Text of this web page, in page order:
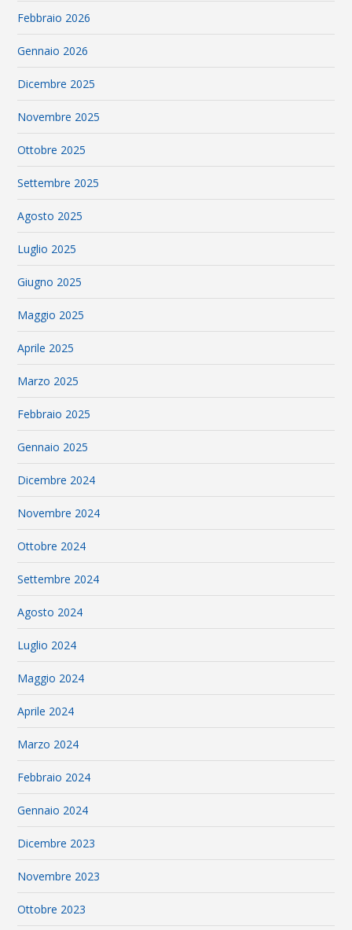
Febbraio 2026
Gennaio 2026
Dicembre 2025
Novembre 2025
Ottobre 2025
Settembre 2025
Agosto 2025
Luglio 2025
Giugno 2025
Maggio 2025
Aprile 2025
Marzo 2025
Febbraio 2025
Gennaio 2025
Dicembre 2024
Novembre 2024
Ottobre 2024
Settembre 2024
Agosto 2024
Luglio 2024
Maggio 2024
Aprile 2024
Marzo 2024
Febbraio 2024
Gennaio 2024
Dicembre 2023
Novembre 2023
Ottobre 2023